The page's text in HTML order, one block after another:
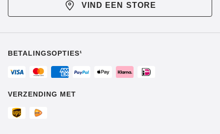
VIND EEN STORE
BETALINGSOPTIES¹
VERZENDING MET